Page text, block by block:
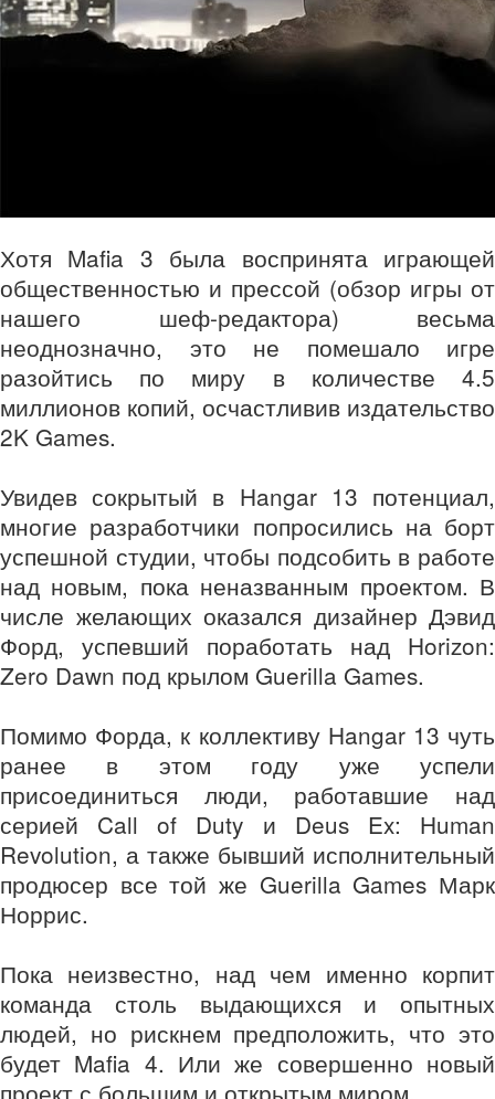
Хотя Mafia 3 была воспринята играющей
общественностью и прессой (обзор игры от
нашего шеф-редактора) весьма
неоднозначно, это не помешало игре
разойтись по миру в количестве 4.5
миллионов копий, осчастливив издательство
2K Games.
Увидев сокрытый в Hangar 13 потенциал,
многие разработчики попросились на борт
успешной студии, чтобы подсобить в работе
над новым, пока неназванным проектом. В
числе желающих оказался дизайнер Дэвид
Форд, успевший поработать над Horizon:
Zero Dawn под крылом Guerilla Games.
Помимо Форда, к коллективу Hangar 13 чуть
ранее в этом году уже успели
присоединиться люди, работавшие над
серией Call of Duty и Deus Ex: Human
Revolution, а также бывший исполнительный
продюсер все той же Guerilla Games Марк
Норрис.
Пока неизвестно, над чем именно корпит
команда столь выдающихся и опытных
людей, но рискнем предположить, что это
будет Mafia 4. Или же совершенно новый
проект с большим и открытым миром.